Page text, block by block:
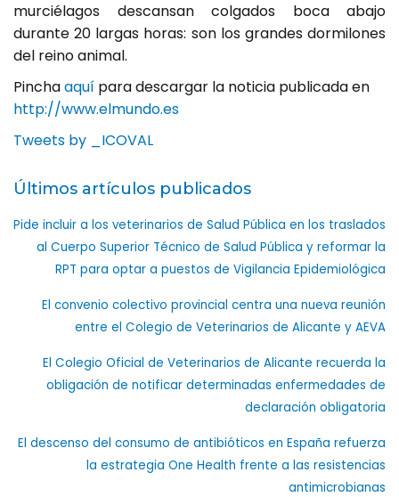
murciélagos descansan colgados boca abajo
durante 20 largas horas: son los grandes dormilones
del reino animal.
Pinchaaquí para descargar la noticia publicada en
http://www.elmundo.es
Tweets by _ICOVAL
Últimos artículos publicados
Pide incluir a los veterinarios de Salud Pública en los traslados
al Cuerpo Superior Técnico de Salud Pública y reformar la
RPT para optar a puestos de Vigilancia Epidemiológica
El convenio colectivo provincial centra una nueva reunión
entre el Colegio de Veterinarios de Alicante y AEVA
El Colegio Oficial de Veterinarios de Alicante recuerda la
obligación de notificar determinadas enfermedades de
declaración obligatoria
El descenso del consumo de antibióticos en España refuerza
la estrategia One Health frente a las resistencias
antimicrobianas